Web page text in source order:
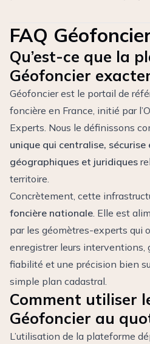
FAQ
Qu’est-ce que la
Géofoncier
Géofoncier est le portail de
foncière en France, initié par
Experts. Nous le définissons
unique qui centralise,
géographiques et juridiques
territoire.
Concrètement, cette
foncière nationale. Elle est
par les géomètres-experts qui
enregistrer leurs interventions,
fiabilité et une précision bien
simple plan cadastral.
Comment utiliser
Géofoncier au
L’utilisation de la plateforme